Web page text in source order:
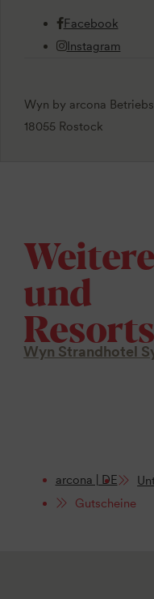
Facebook
Instagram
Wyn by arcona
18055 Rostock
und
Resorts
Wyn Strandhotel
arcona | DE
Gutscheine